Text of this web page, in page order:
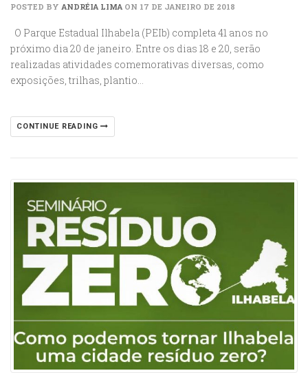
POSTED BY ANDRÉIA LIMA ON 17 DE JANEIRO DE 2018
O Parque Estadual Ilhabela (PEIb) completa 41 anos no
próximo dia 20 de janeiro. Entre os dias 18 e 20, serão
realizadas atividades comemorativas diversas, como
exposições, trilhas, plantio…
CONTINUE READING